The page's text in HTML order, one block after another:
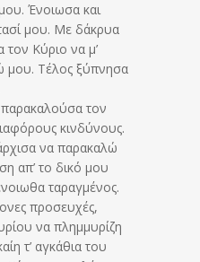
Ένοιωσα και
μου. Με δάκρυα
τον Κύριο να μ’
μου. Τέλος ξύπνησα
τον
κινδύνους.
να παρακαλώ
απ’ το δικό μου
ταραγμένος.
προσευχές,
να πλημμυρίζη
τ’ αγκάθια του